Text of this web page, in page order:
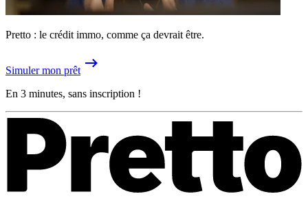
Pretto : le crédit immo, comme ça devrait être.
Simuler mon prêt
En 3 minutes, sans inscription !